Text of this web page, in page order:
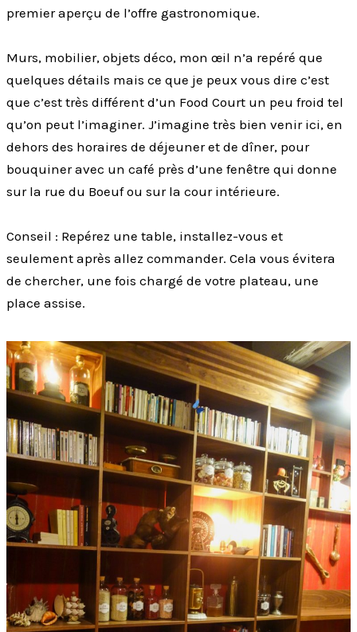
premier aperçu de l’offre gastronomique.
Murs, mobilier, objets déco, mon œil n’a repéré que
quelques détails mais ce que je peux vous dire c’est
que c’est très différent d’un Food Court un peu froid tel
qu’on peut l’imaginer. J’imagine très bien venir ici, en
dehors des horaires de déjeuner et de dîner, pour
bouquiner avec un café près d’une fenêtre qui donne
sur la rue du Boeuf ou sur la cour intérieure.
Conseil : Repérez une table, installez-vous et
seulement après allez commander. Cela vous évitera
de chercher, une fois chargé de votre plateau, une
place assise.